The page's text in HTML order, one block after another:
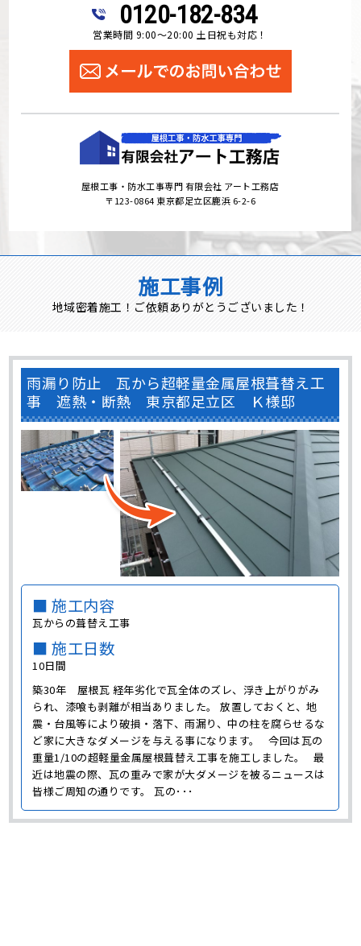
0120-182-834
営業時間 9:00～20:00 土日祝も対応！
屋根工事・防水工事専門 有限会社 アート工務店
〒123-0864 東京都足立区鹿浜 6-2-6
施工事例
地域密着施工！ご依頼ありがとうございました！
雨漏り防止 瓦から超軽量金属屋根葺替え工
事 遮熱・断熱 東京都足立区 Ｋ様邸
■ 施工内容
瓦からの葺替え工事
■ 施工日数
10日間
築30年 屋根瓦 経年劣化で瓦全体のズレ、浮き上がりがみ
られ、漆喰も剥離が相当ありました。 放置しておくと、地
震・台風等により破損・落下、雨漏り、中の柱を腐らせるな
ど家に大きなダメージを与える事になります。 今回は瓦の
重量1/10の超軽量金属屋根葺替え工事を施工しました。 最
近は地震の際、瓦の重みで家が大ダメージを被るニュースは
皆様ご周知の通りです。 瓦の･･･